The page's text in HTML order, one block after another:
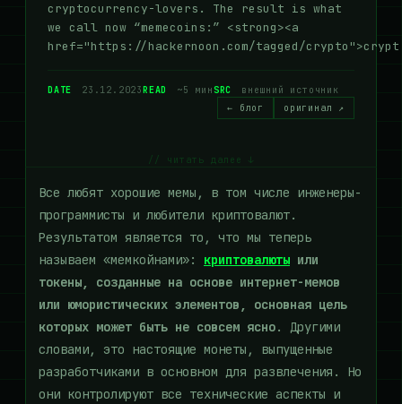
cryptocurrency-lovers. The result is what
we call now “memecoins:” <strong><a
href="https://hackernoon.com/tagged/crypto">crypt
DATE 23.12.2023READ ~5 минSRC
внешний источник
← блог
оригинал ↗
// читать далее ↓
Все любят хорошие мемы, в том числе инженеры-
программисты и любители криптовалют.
Результатом является то, что мы теперь
называем «мемкойнами»: криптовалюты или
токены, созданные на основе интернет-мемов
или юмористических элементов, основная цель
которых может быть не совсем ясно. Другими
словами, это настоящие монеты, выпущенные
разработчиками в основном для развлечения. Но
они контролируют все технические аспекты и